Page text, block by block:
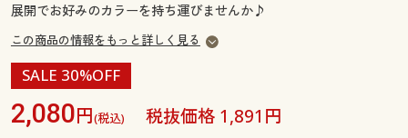
よくある質問とお問い合わせ
展開でお好みのカラーを持ち運びませんか♪
この商品の情報をもっと詳しく見る
SALE 30%OFF
2,080円(税込) 税抜価格 1,891円